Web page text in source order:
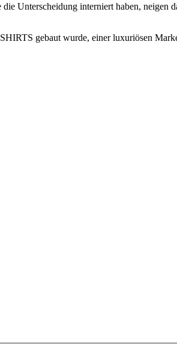
Unterscheidung interniert haben, neigen
gebaut wurde, einer luxuriösen